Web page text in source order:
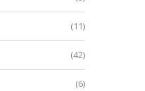
(11)
(42)
(6)